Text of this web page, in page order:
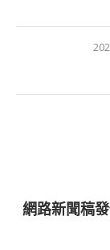
網路新聞稿